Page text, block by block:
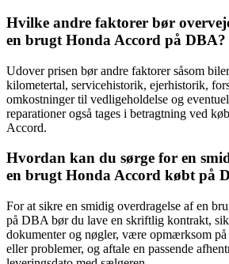
Hvilke andre faktorer bør
en brugt Honda Accord på DBA?
Udover prisen bør andre faktorer såsom
kilometertal, servicehistorik, ejerhistorik,
omkostninger til vedligeholdelse og
reparationer også tages i betragtning ved
Accord.
Hvordan kan du sørge for en
en brugt Honda Accord købt på
For at sikre en smidig overdragelse af en
på DBA bør du lave en skriftlig kontrakt,
dokumenter og nøgler, være opmærksom på
eller problemer, og aftale en passende